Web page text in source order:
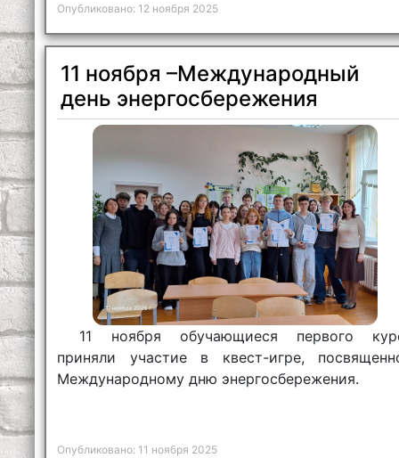
Опубликовано: 12 ноября 2025
11 ноября –Международный
день энергосбережения
11 ноября обучающиеся первого
приняли участие в квест-игре,
Международному дню энергосбережения.
Опубликовано: 11 ноября 2025